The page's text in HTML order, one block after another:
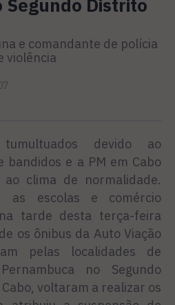
Segundo Distrito
e comandante de polícia
violência
devido ao
e a PM em Cabo
clima de normalidade.
as escolas e comércio
tarde desta terça-feira
os ônibus da Auto Viação
pelas localidades de
no Segundo
voltaram a realizar os